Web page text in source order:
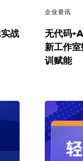
战
企业资讯
无代码
新工作
训赋能